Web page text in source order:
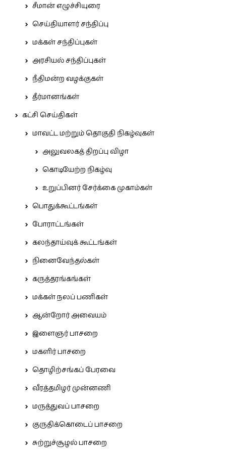
சீமான் எழுச்சியுரை
செய்தியாளர் சந்திப்பு
மக்கள் சந்திப்புகள்
அரசியல் சந்திப்புகள்
நீதிமன்ற வழக்குகள்
தீர்மானங்கள்
கட்சி செய்திகள்
மாவட்ட மற்றும் தொகுதி நிகழ்வுகள்
அலுவலகத் திறப்பு விழா
கொடியேற்ற நிகழ்வு
உறுப்பினர் சேர்க்கை முகாம்கள்
பொதுக்கூட்டங்கள்
போராட்டங்கள்
கலந்தாய்வுக் கூட்டங்கள்
நினைவேந்தல்கள்
கருத்தரங்கங்கள்
மக்கள் நலப் பணிகள்
ஆன்றோர் அவையம்
இளைஞர் பாசறை
மகளிர் பாசறை
தொழிற்சங்கப் பேரவை
வீரத்தமிழர் முன்னணி
மருத்துவப் பாசறை
குருதிக்கொடைப் பாசறை
சுற்றுச்சூழல் பாசறை